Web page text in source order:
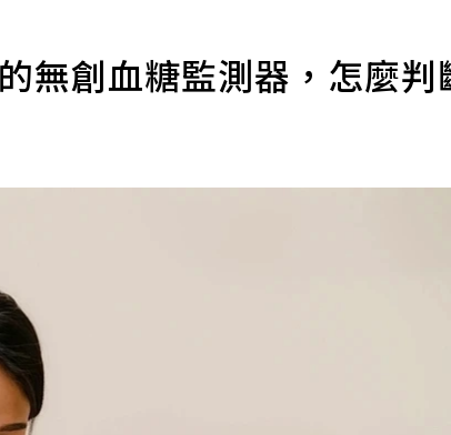
無創血糖監測器，怎麼